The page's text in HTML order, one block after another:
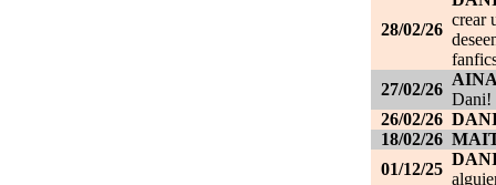
28/02/26
crear
27/02/26
Dani!
26/02/26
18/02/26
01/12/25